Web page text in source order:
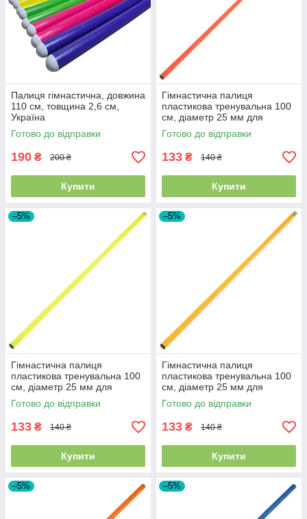
Палиця гімнастична, довжина
110 см, товщина 2,6 см,
Україна
Готово до відправки
190 ₴ 200 ₴
Купити
Гімнастична палиця
пластикова тренувальна 100
см, діаметр 25 мм для
фітнесу, гімнастики та
реабілітації FI-2025-1,
Готово до відправки
133 ₴ 140 ₴
Купити
–5%
Гімнастична палиця
пластикова тренувальна 100
см, діаметр 25 мм для
фітнесу, гімнастики та
реабілітації FI-2025-1,
Готово до відправки
133 ₴ 140 ₴
Купити
–5%
Гімнастична палиця
пластикова тренувальна 100
см, діаметр 25 мм для
фітнесу, гімнастики та
реабілітації FI-2025-1,
Готово до відправки
133 ₴ 140 ₴
Купити
–5% –5%